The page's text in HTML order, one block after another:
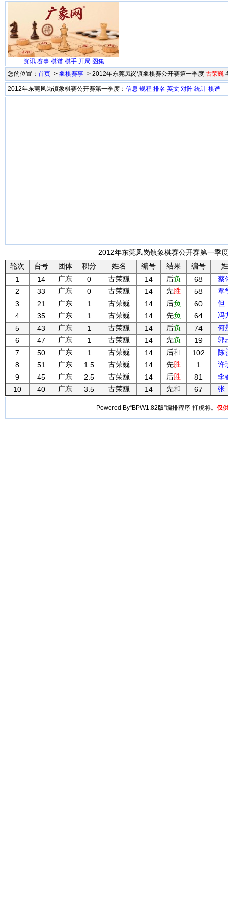
资讯 赛事 棋谱 棋手 开局 图集
您的位置： 首页 -> 象棋赛事 -> 2012年东莞凤岗镇象棋赛公开赛第一季度 古荣巍
2012年东莞凤岗镇象棋赛公开赛第一季度： 信息 规程 排名 英文 对阵 统计 棋谱
2012年东莞凤岗镇象棋赛公开赛第一季
轮次
台号 团体 积分 姓名 编号 结果 编号
1
14 广东 0 古荣巍 14 后负 68
蔡
2
33 广东 0 古荣巍 14 先胜 58
覃
3
21 广东 1 古荣巍 14 后负 60
4
35 广东 1 古荣巍 14 先负 64
冯
5
43 广东 1 古荣巍 14 后负 74
何
6
47 广东 1 古荣巍 14 先负 19
郭
7
50 广东 1 古荣巍 14 后和 102
陈
8
51 广东 1.5 古荣巍 14 先胜 1
许
9
45 广东 2.5 古荣巍 14 后胜 81
李
10
40 广东 3.5 古荣巍 14 先和 67
Powered By“BPW1.82版”编排程序-打虎将。 仅